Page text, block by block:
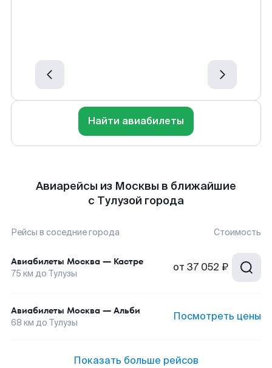
Найти авиабилеты
Авиарейсы из Москвы в ближайшие
с Тулузой города
Рейсы в соседние города Стоимость
Авиабилеты Москва — Кастре
75 км до Тулузы от 37 052 ₽
Авиабилеты Москва — Альби
68 км до Тулузы Посмотреть цены
Показать больше рейсов